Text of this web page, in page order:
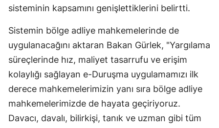
sisteminin kapsamını genişlettiklerini belirtti.
Sistemin bölge adliye mahkemelerinde de
uygulanacağını aktaran Bakan Gürlek, "Yargılama
süreçlerinde hız, maliyet tasarrufu ve erişim
kolaylığı sağlayan e-Duruşma uygulamamızı ilk
derece mahkemelerimizin yanı sıra bölge adliye
mahkemelerimizde de hayata geçiriyoruz.
Davacı, davalı, bilirkişi, tanık ve uzman gibi tüm